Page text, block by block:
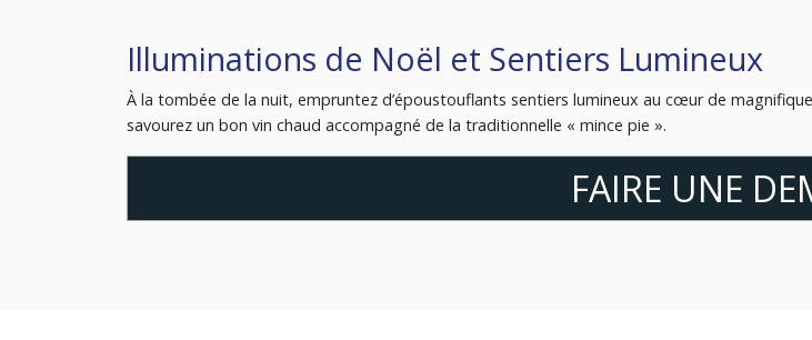
Illuminations de Noël et Sentiers Lumineux
À la tombée de la nuit, empruntez d’époustouflants sentiers lumineux au cœur de
savourez un bon vin chaud accompagné de la traditionnelle « mince pie ».
FAIRE UNE